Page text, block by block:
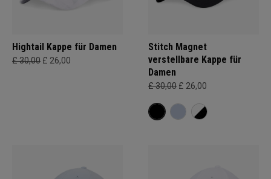
Hightail Kappe für Damen
£ 30,00 £ 26,00
Stitch Magnet
verstellbare Kappe für
Damen
£ 30,00 £ 26,00